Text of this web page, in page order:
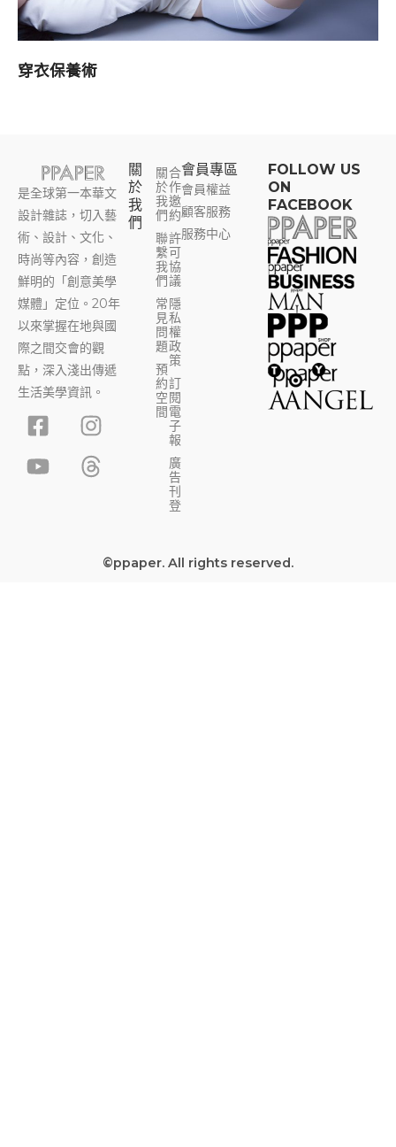
穿衣保養術
是全球第一本華文
設計雜誌，切入藝
術、設計、文化、
時尚等內容，創造
鮮明的「創意美學
媒體」定位。20年
以來掌握在地與國
際之間交會的觀
點，深入淺出傳遞
生活美學資訊。
F
a
c
I
n
s
t
Y
o
u
T
h
r
e
關
於
我
們
關
於
我
們
聯
繫
我
們
常
見
問
題
預
約
空
間
合
作
邀
約
許
可
協
議
隱
私
權
政
策
訂
閱
電
子
報
廣
告
刊
登
會員專區​
會員權益
顧客服務
服務中心
FOLLOW US
ON
FACEBOOK
©ppaper. All rights reserved.